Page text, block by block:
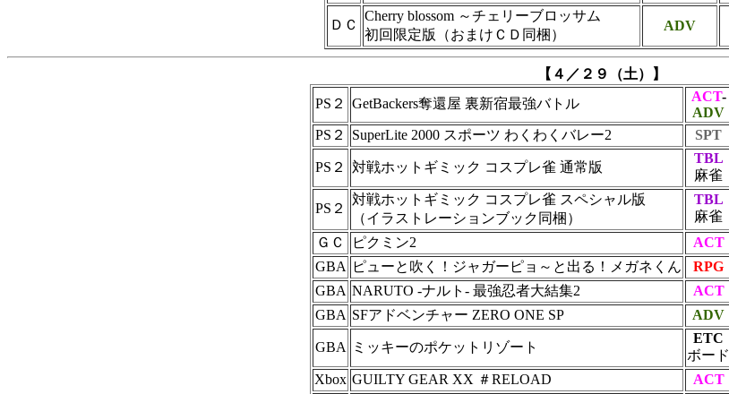
ＤＣ
Cherry blossom ～チェリーブロッサム
初回限定版（おまけＣＤ同梱）
ADV
【４／２９（土）】
PS２
GetBackers奪還屋 裏新宿最強バトル ACT-
ADV
PS２ SuperLite 2000 スポーツ わくわくバレー2 SPT
PS２ 対戦ホットギミック コスプレ雀 通常版
TBL
麻雀
PS２
対戦ホットギミック コスプレ雀 スペシャル版
（イラストレーションブック同梱）
TBL
麻雀
ＧＣ ピクミン2 ACT
GBA
ピューと吹く！ジャガーピョ～と出る！メガネくん RPG
GBA NARUTO -ナルト- 最強忍者大結集2 ACT
GBA SFアドベンチャー ZERO ONE SP ADV
GBA ミッキーのポケットリゾート
ETC
ボード
Xbox GUILTY GEAR XX ＃RELOAD ACT